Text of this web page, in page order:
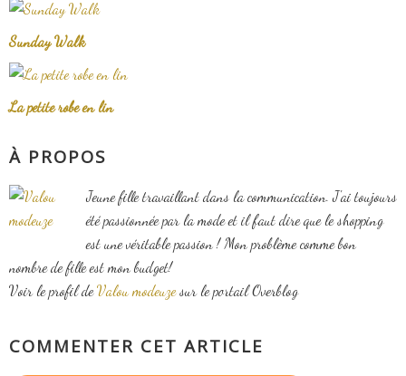
Sunday Walk
La petite robe en lin
À PROPOS
Jeune fille travaillant dans la communication. J'ai toujours
été passionnée par la mode et il faut dire que le shopping
est une véritable passion ! Mon problème comme bon
nombre de fille est mon budget!
Voir le profil deValou modeuzesur le portail Overblog
COMMENTER CET ARTICLE